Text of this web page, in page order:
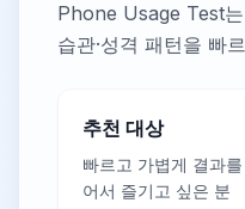
Phone Usage Test
습관·성격 패턴을 빠
추천 대상
빠르고 가볍게 결과
어서 즐기고 싶은 분